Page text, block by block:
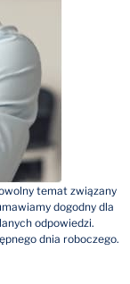
temat związany
dogodny dla
odpowiedzi.
dnia roboczego.